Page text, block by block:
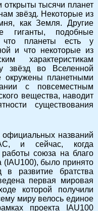
тысячи планет
звёзд. Некоторые из
как Земля. Другие
гиганты, подобные
что планеты есть у
и что некоторые из
характеристикам
звёзд во Вселенной
окружены планетными
с повсеместным
вещества, наводит
существования
официальных названий
и сейчас, когда
союза на благо
(IAU100), было принято
развитие братства
первая мировая
которой получили
миру велось единое
проекта IAU100